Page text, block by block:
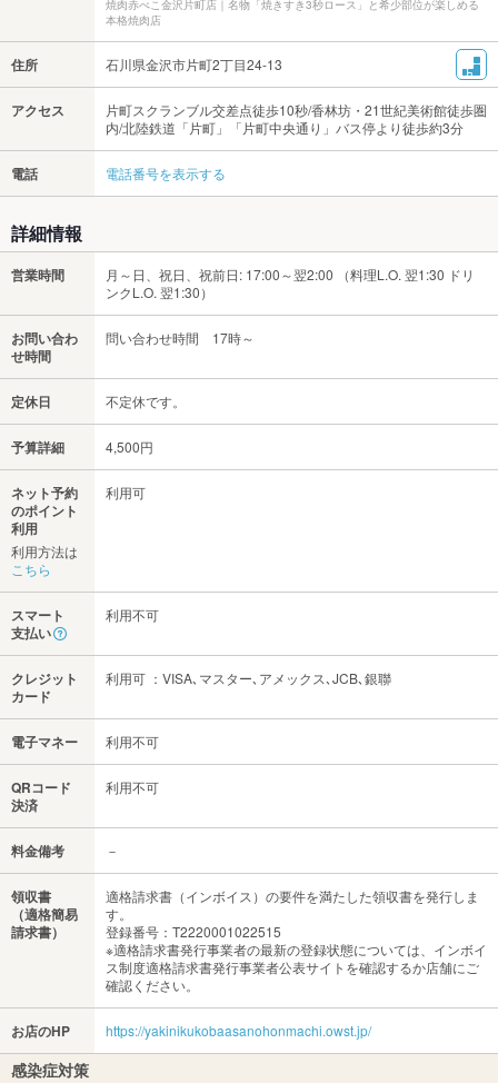
焼肉赤べこ金沢片町店｜名物「焼きすき3秒ロース」と希少部位が楽しめる
本格焼肉店
住所 石川県金沢市片町2丁目24-13
アクセス
片町スクランブル交差点徒歩10秒/香林坊・21世紀美術館徒歩圏
内/北陸鉄道「片町」「片町中央通り」バス停より徒歩約3分
電話 電話番号を表示する
詳細情報
営業時間
月～日、祝日、祝前日: 17:00～翌2:00 （料理L.O. 翌1:30 ドリ
ンクL.O. 翌1:30）
お問い合わ
せ時間
問い合わせ時間 17時～
定休日 不定休です。
予算詳細 4,500円
ネット予約
のポイント
利用
利用方法は
こちら
利用可
スマート
支払い
利用不可
クレジット
カード
利用可 ：VISA､マスター､アメックス､JCB､銀聯
電子マネー 利用不可
QRコード
決済
利用不可
料金備考 －
領収書
（適格簡易
請求書）
適格請求書（インボイス）の要件を満たした領収書を発行しま
す。
登録番号：T2220001022515
※適格請求書発行事業者の最新の登録状態については、インボイ
ス制度適格請求書発行事業者公表サイトを確認するか店舗にご
確認ください。
お店のHP https://yakinikukobaasanohonmachi.owst.jp/
感染症対策